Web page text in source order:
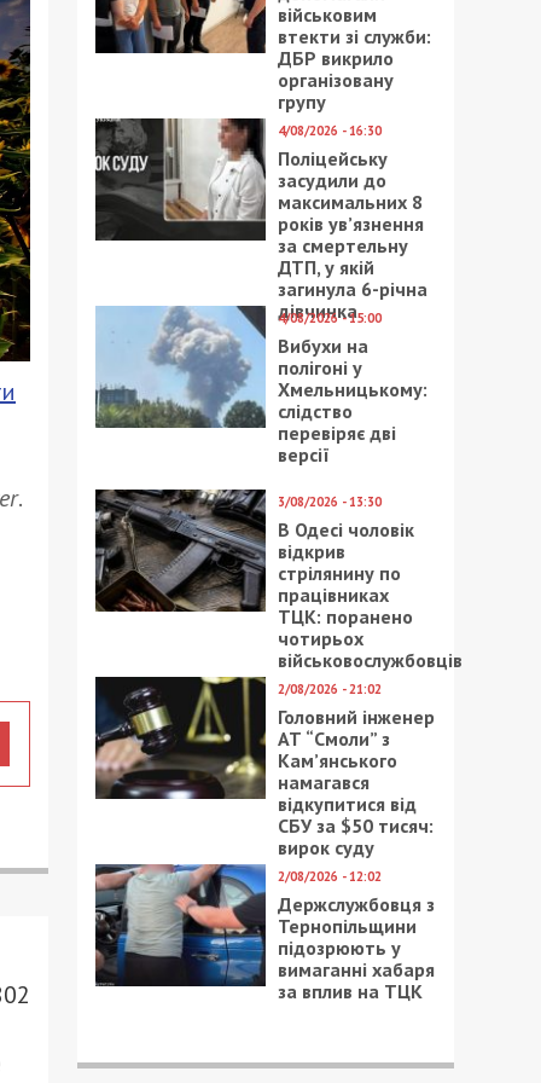
.
військовим
втекти зі служби:
ДБР викрило
організовану
групу
4/08/2026 - 16:30
Поліцейську
засудили до
максимальних 8
років ув’язнення
за смертельну
ДТП, у якій
загинула 6-річна
дівчинка
4/08/2026 - 15:00
Вибухи на
полігоні у
Хмельницькому:
слідство
перевіряє дві
версії
3/08/2026 - 13:30
В Одесі чоловік
відкрив
стрілянину по
працівниках
ТЦК: поранено
чотирьох
військовослужбовців
2/08/2026 - 21:02
Головний інженер
АТ “Смоли” з
Кам’янського
намагався
відкупитися від
СБУ за $50 тисяч:
вирок суду
2/08/2026 - 12:02
Держслужбовця з
Тернопільщини
підозрюють у
вимаганні хабаря
за вплив на ТЦК